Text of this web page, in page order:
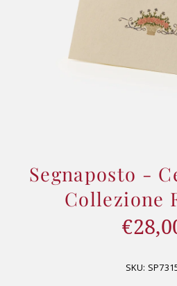
Segnaposto -
Collezione
di
SKU: